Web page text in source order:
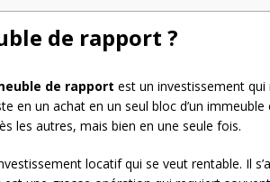
de rapport ?
de rapport est un investissement qui
en un achat en un seul bloc d’un immeuble
les autres, mais bien en une seule fois.
locatif qui se veut rentable. Il